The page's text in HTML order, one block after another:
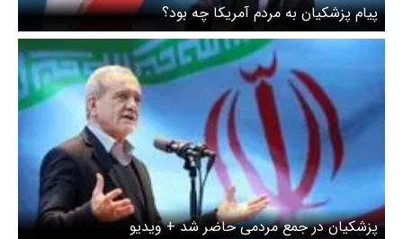
پیام پزشکیان به مردم آمریکا چه بود؟
پزشکیان در جمع مردمی حاضر شد + ویدیو